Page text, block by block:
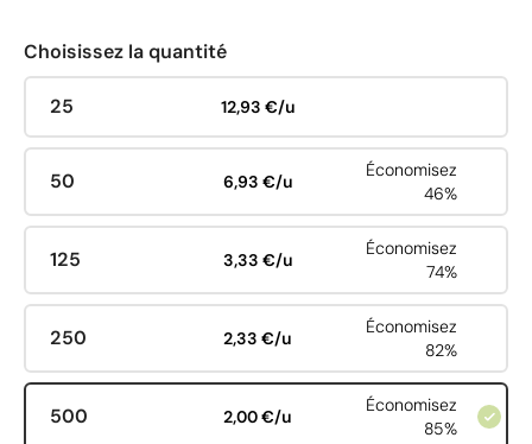
Choisissez la quantité
25 12,93 €/u
50 6,93 €/u
Économisez
46%
125 3,33 €/u
Économisez
74%
250 2,33 €/u
Économisez
82%
500 2,00 €/u
Économisez
85%